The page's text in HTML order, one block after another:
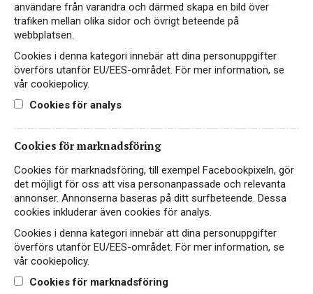
VITT VIN
VERDICCHIO DEI CASTELLI DI JESI
Från Castelli di Jesi i regionen Marche i
mellersta Italien kommer nu det vita ugglevinet!
79 kr
VEGAN EKO
användare från varandra och därmed skapa en bild över
trafiken mellan olika sidor och övrigt beteende på
webbplatsen.
Cookies i denna kategori innebär att dina personuppgifter
överförs utanför EU/EES-området. För mer information, se
vår cookiepolicy.
Cookies för analys
Cookies för marknadsföring
Cookies för marknadsföring, till exempel Facebookpixeln, gör
det möjligt för oss att visa personanpassade och relevanta
annonser. Annonserna baseras på ditt surfbeteende. Dessa
cookies inkluderar även cookies för analys.
Cookies i denna kategori innebär att dina personuppgifter
överförs utanför EU/EES-området. För mer information, se
vår cookiepolicy.
Cookies för marknadsföring